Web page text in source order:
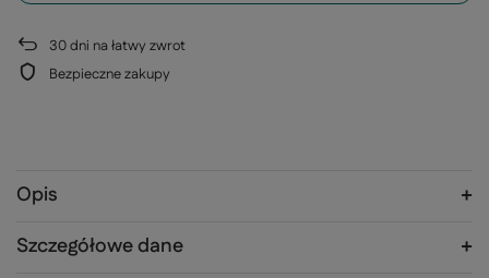
30dni na łatwy zwrot
Bezpieczne zakupy
Opis
Szczegółowe dane